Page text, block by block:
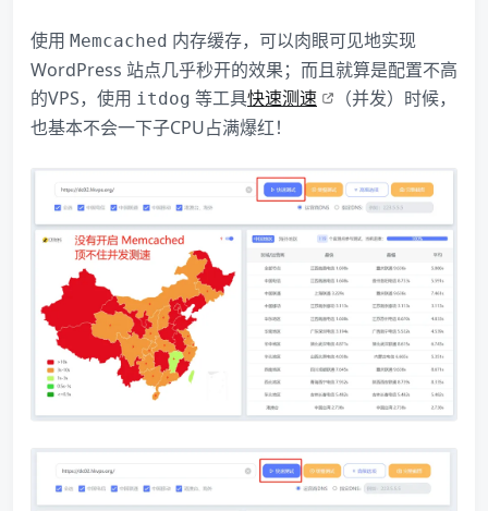
使用 Memcached 内存缓存，可以肉眼可见地实现
WordPress 站点几乎秒开的效果；而且就算是配置不高
的VPS，使用 itdog 等工具快速测速
（并发）时候，
也基本不会一下子CPU占满爆红！